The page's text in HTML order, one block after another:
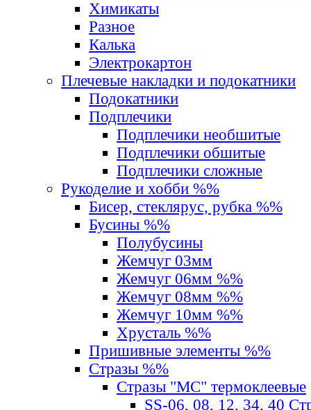
Химикаты
Разное
Калька
Электрокартон
Плечевые накладки и подокатники
Подокатники
Подплечики
Подплечики необшитые
Подплечики обшитые
Подплечики сложные
Рукоделие и хобби %%
Бисер, стеклярус, рубка %%
Бусины %%
Полубусины
Жемчуг 03мм
Жемчуг 06мм %%
Жемчуг 08мм %%
Жемчуг 10мм %%
Хрусталь %%
Пришивные элементы %%
Стразы %%
Стразы "MС" термоклеевые
SS-06, 08, 12, 34, 40